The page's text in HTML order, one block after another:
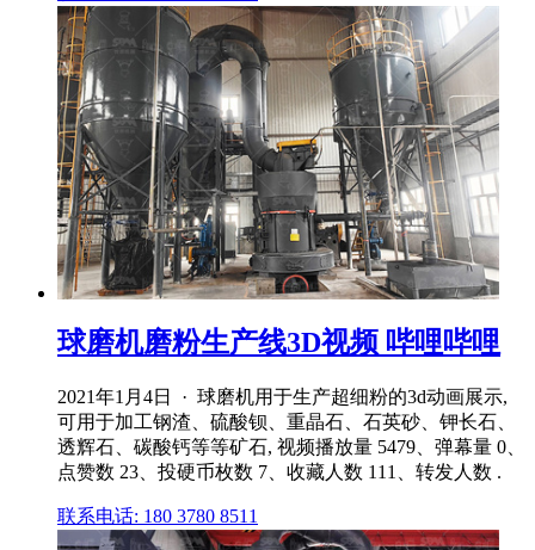
球磨机磨粉生产线3D视频 哔哩哔哩
2021年1月4日 · 球磨机用于生产超细粉的3d动画展示,
可用于加工钢渣、硫酸钡、重晶石、石英砂、钾长石、
透辉石、碳酸钙等等矿石, 视频播放量 5479、弹幕量 0、
点赞数 23、投硬币枚数 7、收藏人数 111、转发人数 .
联系电话: 180 3780 8511